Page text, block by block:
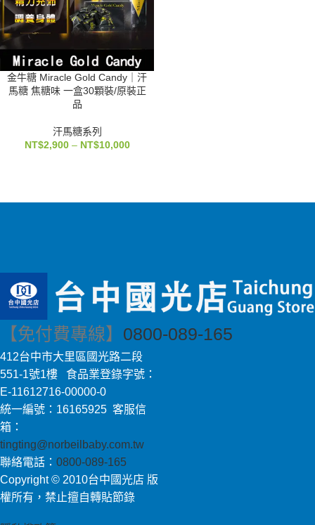
金牛糖 Miracle Gold Candy｜汗
馬糖 焦糖味 一盒30顆裝/原裝正
品
汗馬糖系列
NT$2,900 – NT$10,000
【免付費專線】 0800-089-165
412台中市大里區國光路二段
551-1號1樓 食品業登錄字號：
E-11612716-00000-0
統一編號：16165925 客服信
箱：
tingting@norbeilbaby.com.tw
聯絡電話： 0800-089-165
Copyright © 2010台中國光店 版
權所有，禁止擅自轉貼節錄